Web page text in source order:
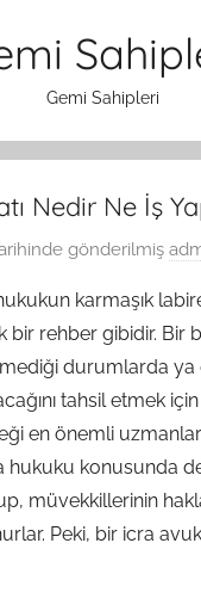
Gemi Sahipleri
Nedir Ne İş
gönderilmiş
karmaşık
bir rehber gibidir. Bir
durumlarda ya
tahsil etmek için
en önemli
hukuku konusunda
müvekkillerinin
Peki, bir icra